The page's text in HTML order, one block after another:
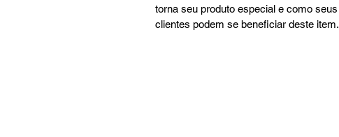
torna seu produto especial e como seus
clientes podem se beneficiar deste item.